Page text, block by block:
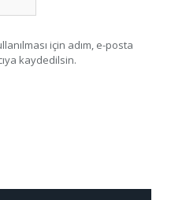
için adım, e-posta
kaydedilsin.